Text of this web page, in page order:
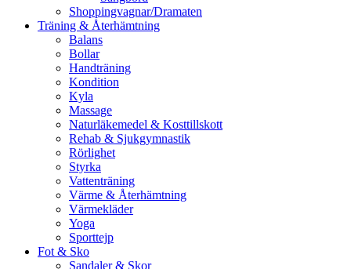
Shoppingvagnar/Dramaten
Träning & Återhämtning
Balans
Bollar
Handträning
Kondition
Kyla
Massage
Naturläkemedel & Kosttillskott
Rehab & Sjukgymnastik
Rörlighet
Styrka
Vattenträning
Värme & Återhämtning
Värmekläder
Yoga
Sporttejp
Fot & Sko
Sandaler & Skor